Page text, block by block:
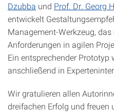
Dzubba und Prof. Dr. Georg
entwickelt
Management-Werkzeug,
Anforderungen in agilen
Ein entsprechender
anschließend in
Wir gratulieren allen
dreifachen Erfolg und freuen